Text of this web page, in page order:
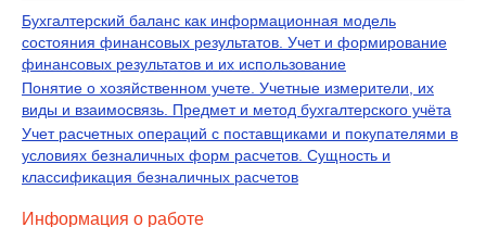
Бухгалтерский баланс как информационная модель
состояния финансовых результатов. Учет и формирование
финансовых результатов и их использование
Понятие о хозяйственном учете. Учетные измерители, их
виды и взаимосвязь. Предмет и метод бухгалтерского учёта
Учет расчетных операций с поставщиками и покупателями в
условиях безналичных форм расчетов. Сущность и
классификация безналичных расчетов
Информация о работе